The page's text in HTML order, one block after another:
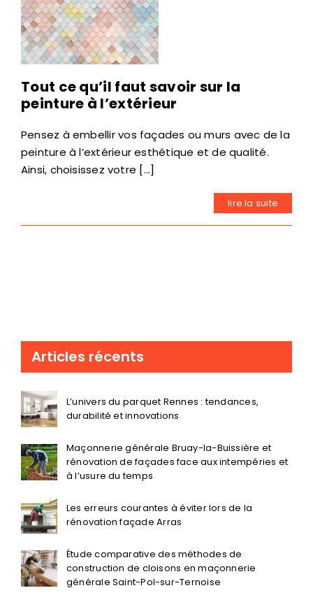
Tout ce qu’il faut savoir sur la
peinture à l’extérieur
Pensez à embellir vos façades ou murs avec de la
peinture à l’extérieur esthétique et de qualité.
Ainsi, choisissez votre [...]
lire la suite
Articles récents
L’univers du parquet Rennes : tendances,
durabilité et innovations
Maçonnerie générale Bruay-la-Buissière et
rénovation de façades face aux intempéries et
à l’usure du temps
Les erreurs courantes à éviter lors de la
rénovation façade Arras
Étude comparative des méthodes de
construction de cloisons en maçonnerie
générale Saint-Pol-sur-Ternoise